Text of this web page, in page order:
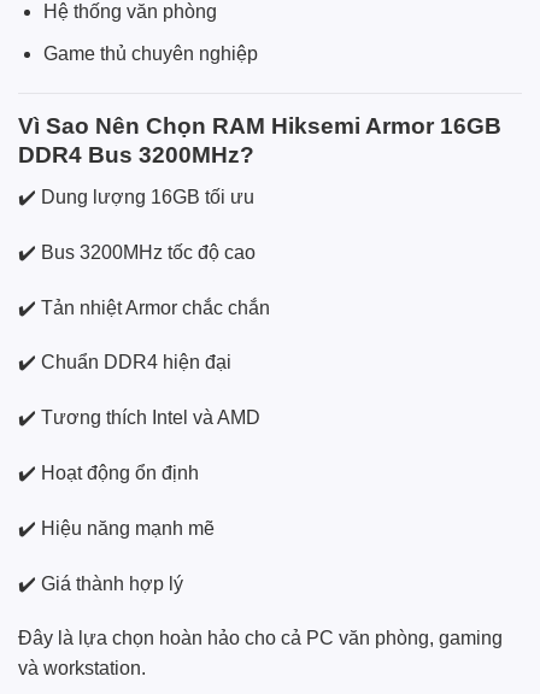
Hệ thống văn phòng
Game thủ chuyên nghiệp
Vì Sao Nên Chọn RAM Hiksemi Armor 16GB
DDR4 Bus 3200MHz?
✔️ Dung lượng 16GB tối ưu
✔️ Bus 3200MHz tốc độ cao
✔️ Tản nhiệt Armor chắc chắn
✔️ Chuẩn DDR4 hiện đại
✔️ Tương thích Intel và AMD
✔️ Hoạt động ổn định
✔️ Hiệu năng mạnh mẽ
✔️ Giá thành hợp lý
Đây là lựa chọn hoàn hảo cho cả PC văn phòng, gaming
và workstation.